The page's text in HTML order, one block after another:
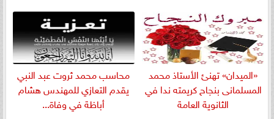
«الميدان» تهنئ الأستاذ محمد
المسلمانى بنجاح كريمته ندا في
الثانوية العامة
​محاسب محمد ثروت عبد النبي
يقدم التعازي للمهندس هشام
أباظة في وفاة...